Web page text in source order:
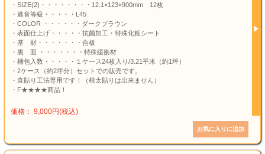
・SIZE(2)・・・・・・・・12.1×123×900mm 12枚
・遮音等級・・・・・L45
・COLOR ・・・・・・ダークブラウン
・表面仕上げ・・・・・抗菌加工・特殊化粧シート
・基 材・・・・・・・合板
・裏 面 ・・・・・・・特殊緩衝材
・梱包入数・・・・・１ケース24枚入り/3.21平米（約1坪）
・2ケース（約2坪分）セットでの販売です。
・直貼り工法専用です！（根太貼りは出来ません）
・F★★★★商品！
価格： 9,000円(税込)